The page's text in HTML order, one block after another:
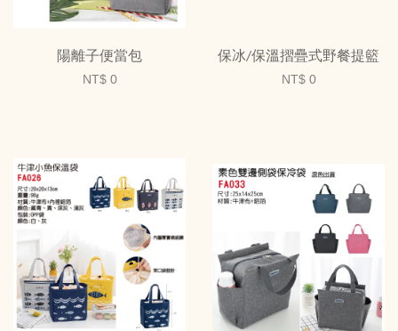
陽離子便當包
NT$ 0
保冰/保溫摺疊式野餐提籃
NT$ 0